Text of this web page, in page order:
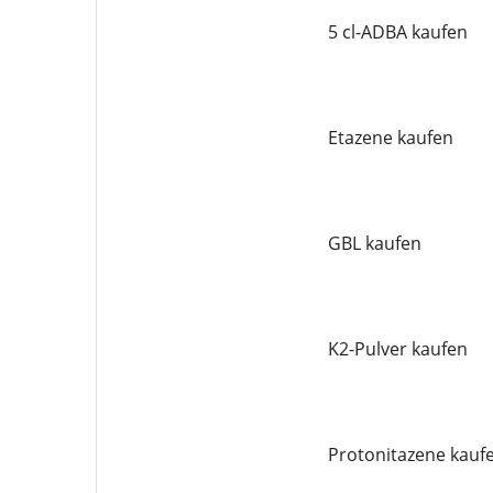
5 cl-ADBA kaufen
Etazene kaufen
GBL kaufen
K2-Pulver kaufen
Protonitazene